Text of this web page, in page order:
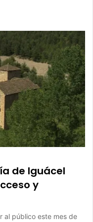
de Iguácel
y
al público este mes de